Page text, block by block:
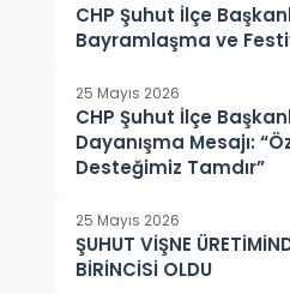
CHP Şuhut İlçe
Bayramlaşma ve
25 Mayıs 2026
CHP Şuhut İlçe
Dayanışma Mesajı:
Desteğimiz Tamdır”
25 Mayıs 2026
ŞUHUT VİŞNE
BİRİNCİSİ OLDU